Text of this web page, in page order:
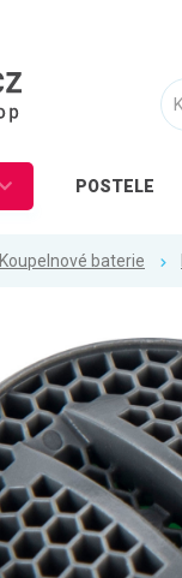
POSTELE
Koupelnové baterie